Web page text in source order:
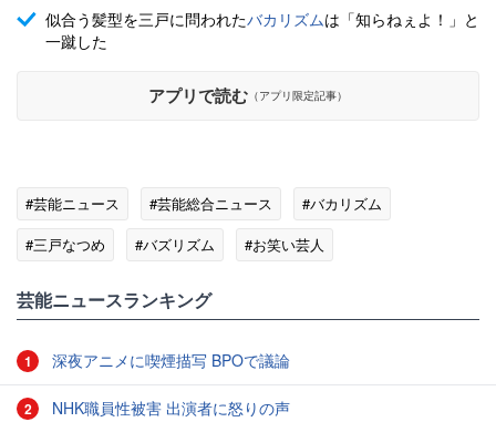
似合う髪型を三戸に問われたバカリズムは「知らねぇよ！」と
一蹴した
アプリで読む （アプリ限定記事）
#芸能ニュース #芸能総合ニュース
#バカリズム
#三戸なつめ
#バズリズム
#お笑い芸人
芸能ニュースランキング
1 深夜アニメに喫煙描写 BPOで議論
2 NHK職員性被害 出演者に怒りの声